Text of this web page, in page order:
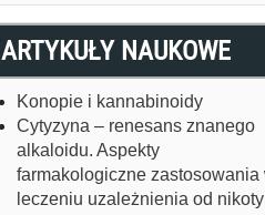
ARTYKUŁY NAUKOWE
Konopie i kannabinoidy
Cytyzyna – renesans znanego
alkaloidu. Aspekty
farmakologiczne zastosowania
leczeniu uzależnienia od